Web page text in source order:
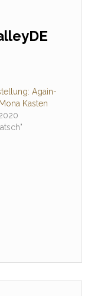
Again-
Kasten